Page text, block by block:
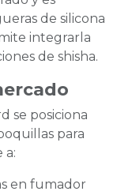
de silicona
integrarla
de shisha.
se posiciona
para
a:
en fumador